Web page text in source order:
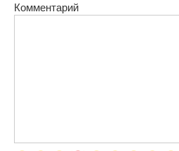
Комментарий